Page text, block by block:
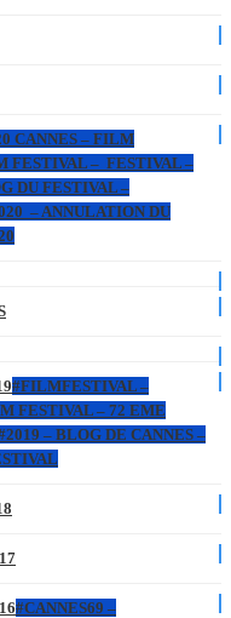
CANNES – FILM
FESTIVAL – FESTIVAL –
DU FESTIVAL –
– ANNULATION DU
#FILMFESTIVAL –
FESTIVAL – 72 EME
– BLOG DE CANNES –
#CANNES69 –